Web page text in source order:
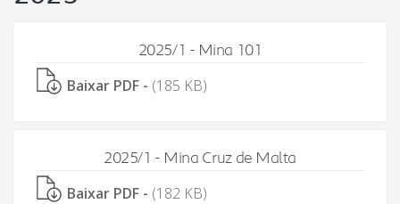
2025/1 - Mina 101
Baixar PDF - (185 KB)
2025/1 - Mina Cruz de Malta
Baixar PDF - (182 KB)